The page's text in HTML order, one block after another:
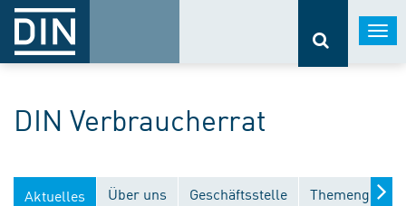
DIN Verbraucherrat
Aktuelles Über uns Geschäftsstelle